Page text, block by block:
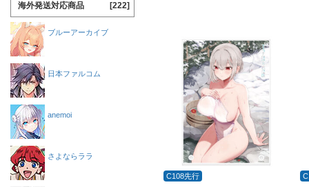
C108先行
海外発送対応商品 [222]
ブルーアーカイブ
日本ファルコム
anemoi
さよならララ